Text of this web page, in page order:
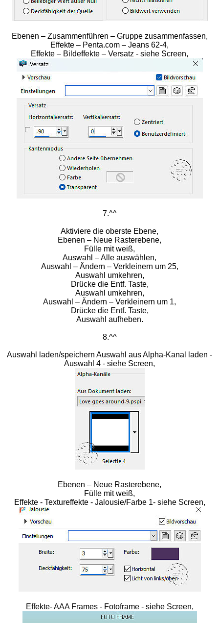
Ebenen – Zusammenführen – Gruppe zusammenfassen,
Effekte – Penta.com – Jeans 62-4,
Effekte – Bildeffekte – Versatz - siehe Screen,
7.^^
Aktiviere die oberste Ebene,
Ebenen – Neue Rasterebene,
Fülle mit weiß,
Auswahl – Alle auswählen,
Auswahl – Ändern – Verkleinern um 25,
Auswahl umkehren,
Drücke die Entf. Taste,
Auswahl umkehren,
Auswahl – Ändern – Verkleinern um 1,
Drücke die Entf. Taste,
Auswahl aufheben.
8.^^
Auswahl laden/speichern Auswahl aus Alpha-Kanal laden -
Auswahl 4 - siehe Screen,
Ebenen – Neue Rasterebene,
Fülle mit weiß,
Effekte - Textureffekte - Jalousie/Farbe 1- siehe Screen,
Effekte- AAA Frames - Fotoframe - siehe Screen,